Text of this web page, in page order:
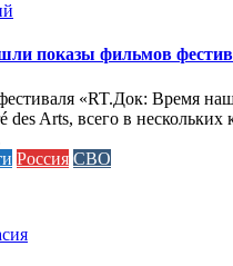
показы фильмов
«RT.Док: Время
des Arts, всего в
Россия СВО